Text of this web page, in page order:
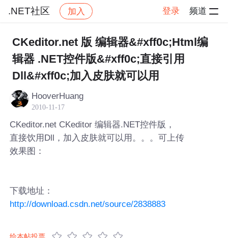
.NET社区 加入 登录 频道
社区 .NET社区 帖子详情
CKeditor.net 版 编辑器&#xff0c;Html编
辑器 .NET控件版&#xff0c;直接引用
Dll&#xff0c;加入皮肤就可以用
HooverHuang
2010-11-17
CKeditor.net CKeditor 编辑器.NET控件版，
直接饮用Dll，加入皮肤就可以用。。。可上传
效果图：
下载地址：
http://download.csdn.net/source/2838883